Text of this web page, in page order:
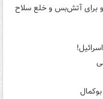
برای آتش‌بس و خلع سلاح